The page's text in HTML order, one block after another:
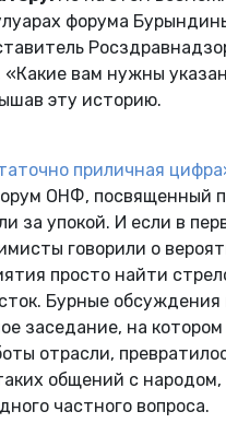
форума
вам нужны
эту историю.
приличная
ОНФ, посвященный
за упокой. И если в
говорили о
просто найти
Бурные
заседание, на
отрасли,
общений с
частного вопроса.